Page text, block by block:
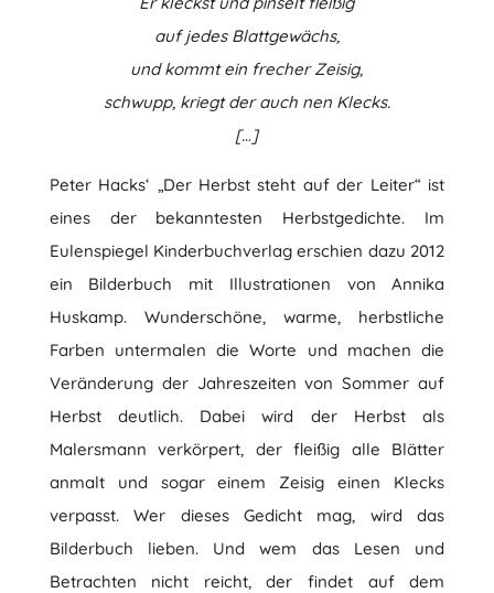
auf jedes Blattgewächs,
und kommt ein frecher Zeisig,
schwupp, kriegt der auch nen Klecks.
[…]
Peter Hacks‘ „Der Herbst steht auf der Leiter“ ist
eines der bekanntesten Herbstgedichte. Im
Eulenspiegel Kinderbuchverlag erschien dazu 2012
ein Bilderbuch mit Illustrationen von Annika
Huskamp. Wunderschöne, warme, herbstliche
Farben untermalen die Worte und machen die
Veränderung der Jahreszeiten von Sommer auf
Herbst deutlich. Dabei wird der Herbst als
Malersmann verkörpert, der fleißig alle Blätter
anmalt und sogar einem Zeisig einen Klecks
verpasst. Wer dieses Gedicht mag, wird das
Bilderbuch lieben. Und wem das Lesen und
Betrachten nicht reicht, der findet auf dem